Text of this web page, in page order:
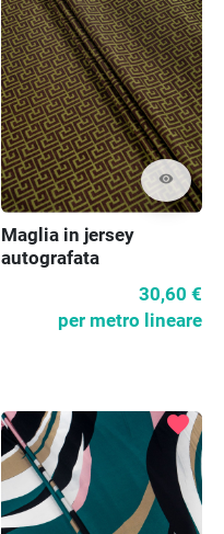
visibility
Maglia in jersey
autografata
30,60 €
per metro lineare
favorite